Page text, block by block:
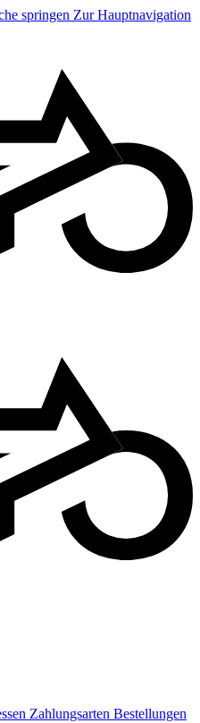
springen Zur Hauptnavigation
Zahlungsarten Bestellungen